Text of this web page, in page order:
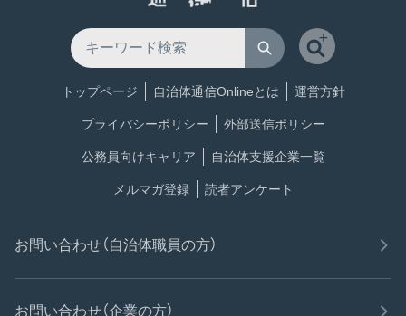
トップページ 自治体通信Onlineとは 運営方針
プライバシーポリシー 外部送信ポリシー
公務員向けキャリア 自治体支援企業一覧
メルマガ登録 読者アンケート
お問い合わせ（自治体職員の方）
お問い合わせ（企業の方）